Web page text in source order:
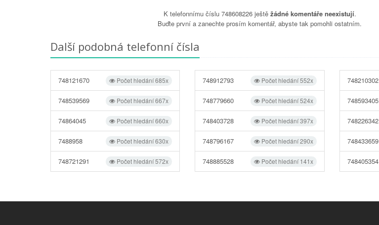
K telefonnímu číslu 748608226 ještě žádné komentáře neexistují.
Buďte první a zanechte prosím komentář, abyste tak pomohli ostatním.
Další podobná telefonní čísla
Počet hledání 685x
748121670
Počet hledání 667x
748539569
Počet hledání 660x
74864045
Počet hledání 630x
7488958
Počet hledání 572x
748721291
Počet hledání 552x
748912793
Počet hledání 524x
748779660
Počet hledání 397x
748403728
Počet hledání 290x
748796167
Počet hledání 141x
748885528
748210302
748593405
748226342
748433659
748405354